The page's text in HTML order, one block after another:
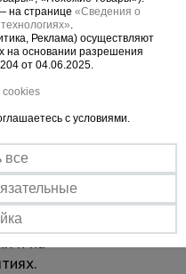
по
что делает её
мм широко
для создания
заборов и
для
оборудования.
мебели,
и на
на странице «Сведения о
.
Реклама) осуществляют
на основании разрешения
от 04.06.2025.
cookies
с условиями.
все